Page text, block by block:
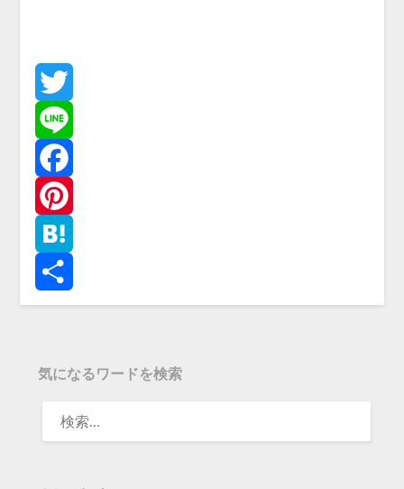
Twitter
Line
Facebook
Pinterest
Hatena
共
気になるワードを検索